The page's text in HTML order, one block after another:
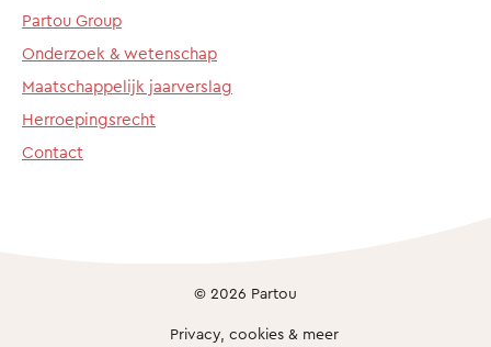
Partou Group
Onderzoek & wetenschap
Maatschappelijk jaarverslag
Herroepingsrecht
Contact
© 2026 Partou
Privacy, cookies & meer